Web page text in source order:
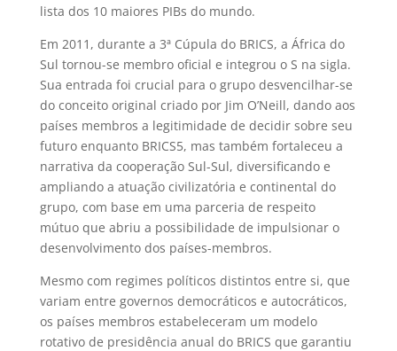
lista dos 10 maiores PIBs do mundo.
Em 2011, durante a 3ª Cúpula do BRICS, a África do
Sul tornou-se membro oficial e integrou o S na sigla.
Sua entrada foi crucial para o grupo desvencilhar-se
do conceito original criado por Jim O’Neill, dando aos
países membros a legitimidade de decidir sobre seu
futuro enquanto BRICS5, mas também fortaleceu a
narrativa da cooperação Sul-Sul, diversificando e
ampliando a atuação civilizatória e continental do
grupo, com base em uma parceria de respeito
mútuo que abriu a possibilidade de impulsionar o
desenvolvimento dos países-membros.
Mesmo com regimes políticos distintos entre si, que
variam entre governos democráticos e autocráticos,
os países membros estabeleceram um modelo
rotativo de presidência anual do BRICS que garantiu